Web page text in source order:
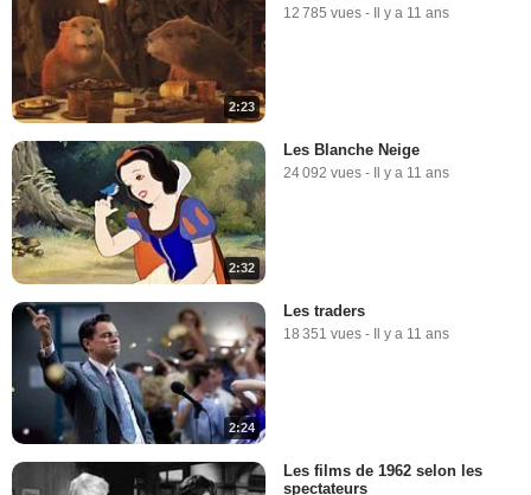
2:23
12 785 vues - Il y a 11 ans
2:32
Les Blanche Neige
24 092 vues - Il y a 11 ans
2:24
Les traders
18 351 vues - Il y a 11 ans
Les films de 1962 selon les
spectateurs